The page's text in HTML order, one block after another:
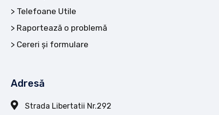
Telefoane Utile
Raportează o problemă
Cereri și formulare
Adresă
Strada Libertatii Nr.292